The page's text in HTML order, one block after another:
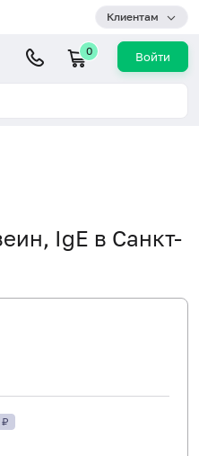
Клиентам
0 Войти
IgE в Санкт-